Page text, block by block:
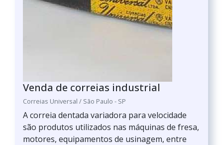
Venda de correias industrial
Correias Universal / São Paulo - SP
A correia dentada variadora para velocidade
são produtos utilizados nas máquinas de fresa,
motores, equipamentos de usinagem, entre